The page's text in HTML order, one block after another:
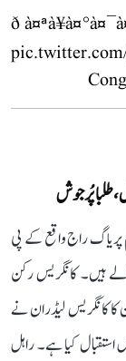
ð
طلبا پُرجوش
راج واقع کے پی
ہیں۔ کانگریس رکن
کا کانگریس لیڈران نے
استقبال کیا ہے۔ راہل